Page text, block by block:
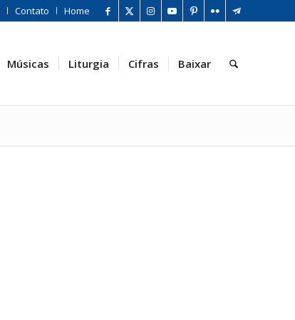
Contato Home
Músicas Liturgia Cifras Baixar